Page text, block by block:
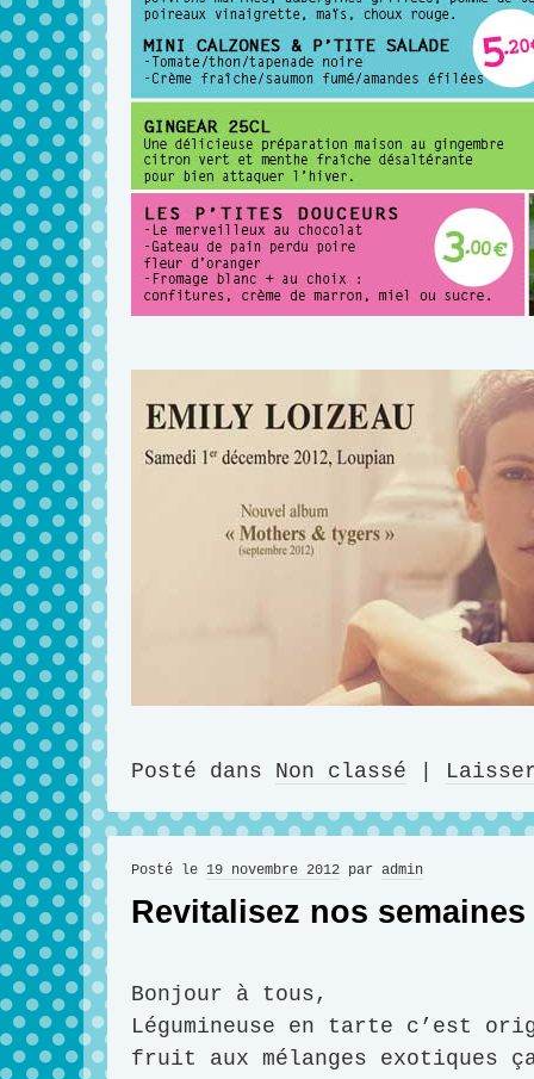
Posté dans Non classé
Revitalisez nos semaines
Posté le 19 novembre 2012 par admin
Bonjour à tous,
Légumineuse en tarte c’est
fruit aux mélanges exotiques